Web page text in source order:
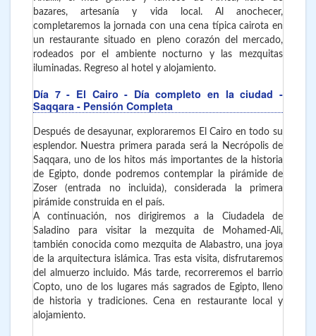
bazares, artesanía y vida local. Al anochecer,
completaremos la jornada con una cena típica cairota en
un restaurante situado en pleno corazón del mercado,
rodeados por el ambiente nocturno y las mezquitas
iluminadas. Regreso al hotel y alojamiento.
Día 7 - El Cairo - Día completo en la ciudad -
Saqqara - Pensión Completa
Después de desayunar, exploraremos El Cairo en todo su
esplendor. Nuestra primera parada será la Necrópolis de
Saqqara, uno de los hitos más importantes de la historia
de Egipto, donde podremos contemplar la pirámide de
Zoser (entrada no incluida), considerada la primera
pirámide construida en el país.
A continuación, nos dirigiremos a la Ciudadela de
Saladino para visitar la mezquita de Mohamed-Ali,
también conocida como mezquita de Alabastro, una joya
de la arquitectura islámica. Tras esta visita, disfrutaremos
del almuerzo incluido. Más tarde, recorreremos el barrio
Copto, uno de los lugares más sagrados de Egipto, lleno
de historia y tradiciones. Cena en restaurante local y
alojamiento.